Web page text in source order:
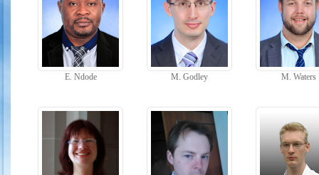
E. Ndode M. Godley M. Waters